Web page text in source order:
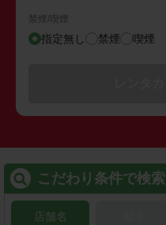
禁煙/喫煙
指定無し 禁煙 喫煙
こだわり条件で検索
店舗名